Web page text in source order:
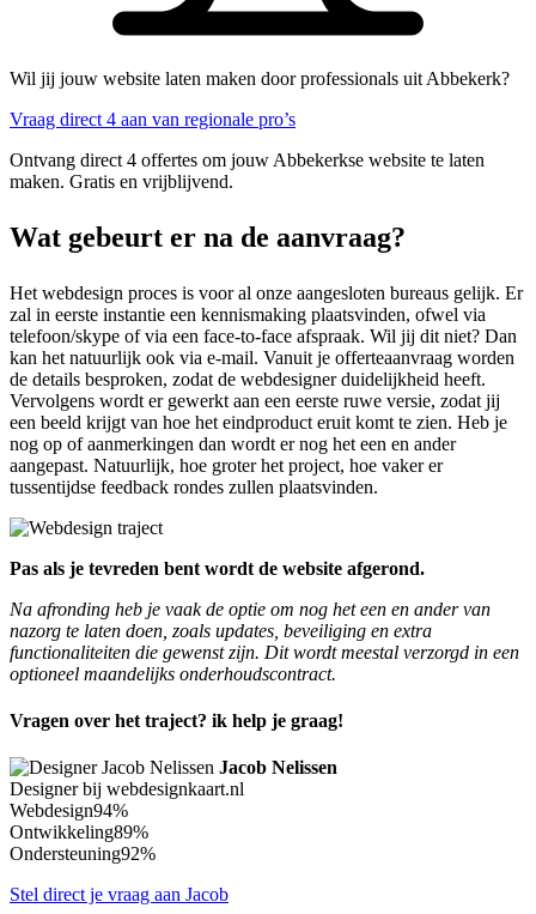
Wil jij jouw website laten maken door professionals uit Abbekerk?
Vraag direct 4 aan van regionale pro’s
Ontvang direct 4 offertes om jouw Abbekerkse website te laten
maken. Gratis en vrijblijvend.
Wat gebeurt er na de aanvraag?
Het webdesign proces is voor al onze aangesloten bureaus gelijk. Er
zal in eerste instantie een kennismaking plaatsvinden, ofwel via
telefoon/skype of via een face-to-face afspraak. Wil jij dit niet? Dan
kan het natuurlijk ook via e-mail. Vanuit je offerteaanvraag worden
de details besproken, zodat de webdesigner duidelijkheid heeft.
Vervolgens wordt er gewerkt aan een eerste ruwe versie, zodat jij
een beeld krijgt van hoe het eindproduct eruit komt te zien. Heb je
nog op of aanmerkingen dan wordt er nog het een en ander
aangepast. Natuurlijk, hoe groter het project, hoe vaker er
tussentijdse feedback rondes zullen plaatsvinden.
Pas als je tevreden bent wordt de website afgerond.
Na afronding heb je vaak de optie om nog het een en ander van
nazorg te laten doen, zoals updates, beveiliging en extra
functionaliteiten die gewenst zijn. Dit wordt meestal verzorgd in een
optioneel maandelijks onderhoudscontract.
Vragen over het traject? ik help je graag!
Jacob Nelissen
Designer bij webdesignkaart.nl
Webdesign94%
Ontwikkeling89%
Ondersteuning92%
Stel direct je vraag aan Jacob